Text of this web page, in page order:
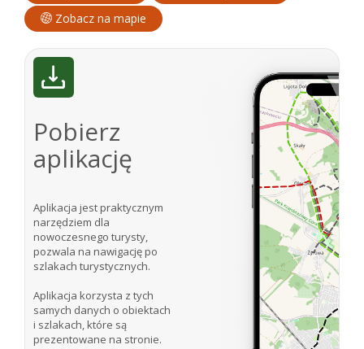
Zobacz na mapie
Pobierz
aplikację
Aplikacja jest praktycznym
narzędziem dla
nowoczesnego turysty,
pozwala na nawigację po
szlakach turystycznych.
Aplikacja korzysta z tych
samych danych o obiektach
i szlakach, które są
prezentowane na stronie.